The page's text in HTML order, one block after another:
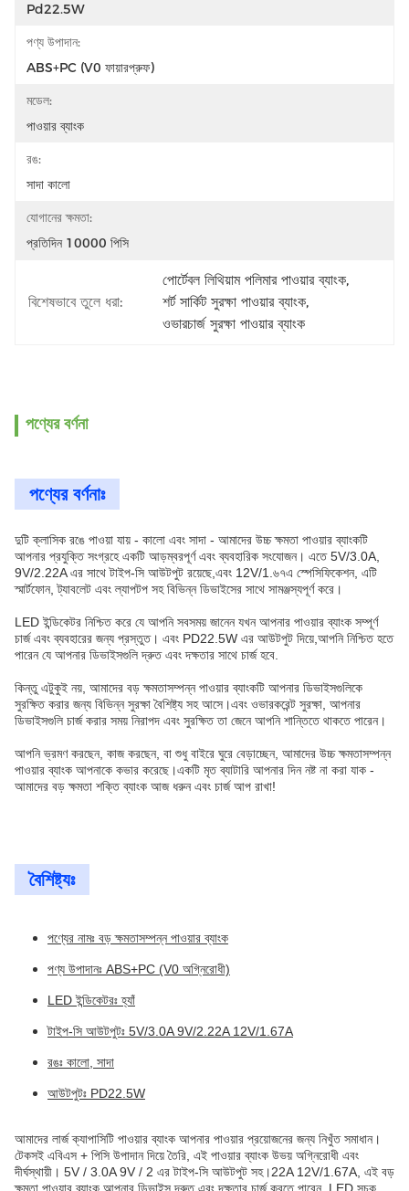
Pd22.5W
পণ্য উপাদান:
ABS+PC (V0 ফায়ারপ্রুফ)
মডেল:
পাওয়ার ব্যাংক
রঙ:
সাদা কালো
যোগানের ক্ষমতা:
প্রতিদিন 10000 পিসি
বিশেষভাবে তুলে ধরা:
পোর্টেবল লিথিয়াম পলিমার পাওয়ার ব্যাংক,
শর্ট সার্কিট সুরক্ষা পাওয়ার ব্যাংক,
ওভারচার্জ সুরক্ষা পাওয়ার ব্যাংক
পণ্যের বর্ণনা
পণ্যের বর্ণনাঃ
দুটি ক্লাসিক রঙে পাওয়া যায় - কালো এবং সাদা - আমাদের উচ্চ ক্ষমতা পাওয়ার ব্যাংকটি
আপনার প্রযুক্তি সংগ্রহে একটি আড়ম্বরপূর্ণ এবং ব্যবহারিক সংযোজন। এতে 5V/3.0A,
9V/2.22A এর সাথে টাইপ-সি আউটপুট রয়েছে,এবং 12V/1.৬৭এ স্পেসিফিকেশন, এটি
স্মার্টফোন, ট্যাবলেট এবং ল্যাপটপ সহ বিভিন্ন ডিভাইসের সাথে সামঞ্জস্যপূর্ণ করে।
LED ইন্ডিকেটর নিশ্চিত করে যে আপনি সবসময় জানেন যখন আপনার পাওয়ার ব্যাংক সম্পূর্ণ
চার্জ এবং ব্যবহারের জন্য প্রস্তুত। এবং PD22.5W এর আউটপুট দিয়ে,আপনি নিশ্চিত হতে
পারেন যে আপনার ডিভাইসগুলি দ্রুত এবং দক্ষতার সাথে চার্জ হবে.
কিন্তু এটুকুই নয়, আমাদের বড় ক্ষমতাসম্পন্ন পাওয়ার ব্যাংকটি আপনার ডিভাইসগুলিকে
সুরক্ষিত করার জন্য বিভিন্ন সুরক্ষা বৈশিষ্ট্য সহ আসে।এবং ওভারকরেন্ট সুরক্ষা, আপনার
ডিভাইসগুলি চার্জ করার সময় নিরাপদ এবং সুরক্ষিত তা জেনে আপনি শান্তিতে থাকতে পারেন।
আপনি ভ্রমণ করছেন, কাজ করছেন, বা শুধু বাইরে ঘুরে বেড়াচ্ছেন, আমাদের উচ্চ ক্ষমতাসম্পন্ন
পাওয়ার ব্যাংক আপনাকে কভার করেছে।একটি মৃত ব্যাটারি আপনার দিন নষ্ট না করা যাক -
আমাদের বড় ক্ষমতা শক্তি ব্যাংক আজ ধরুন এবং চার্জ আপ রাখা!
বৈশিষ্ট্যঃ
পণ্যের নামঃ বড় ক্ষমতাসম্পন্ন পাওয়ার ব্যাংক
পণ্য উপাদানঃ ABS+PC (V0 অগ্নিরোধী)
LED ইন্ডিকেটরঃ হ্যাঁ
টাইপ-সি আউটপুটঃ 5V/3.0A 9V/2.22A 12V/1.67A
রঙঃ কালো, সাদা
আউটপুটঃ PD22.5W
আমাদের লার্জ ক্যাপাসিটি পাওয়ার ব্যাংক আপনার পাওয়ার প্রয়োজনের জন্য নিখুঁত সমাধান।
টেকসই এবিএস + পিসি উপাদান দিয়ে তৈরি, এই পাওয়ার ব্যাংক উভয় অগ্নিরোধী এবং
দীর্ঘস্থায়ী। 5V / 3.0A 9V / 2 এর টাইপ-সি আউটপুট সহ।22A 12V/1.67A, এই বড়